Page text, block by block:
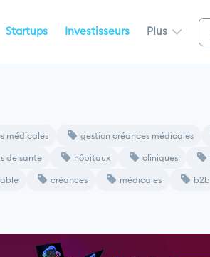
Startups Investisseurs Plus
médicales gestion créances médicales
de sante hôpitaux cliniques
créances médicales b2b